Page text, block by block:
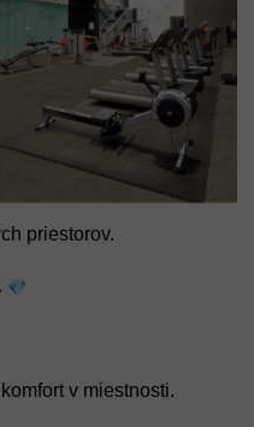
priestorov.
v miestnosti.